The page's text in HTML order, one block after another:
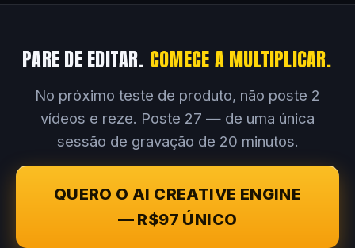
PARE DE EDITAR. COMECE A MULTIPLICAR.
No próximo teste de produto, não poste 2
vídeos e reze. Poste 27 — de uma única
sessão de gravação de 20 minutos.
QUERO O AI CREATIVE ENGINE
— R$97 ÚNICO